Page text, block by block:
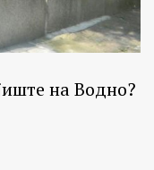
на Водно?